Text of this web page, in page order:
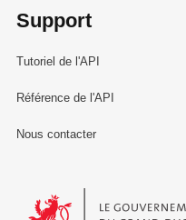
Support
Tutoriel de l'API
Référence de l'API
Nous contacter
Le Gouvernement du